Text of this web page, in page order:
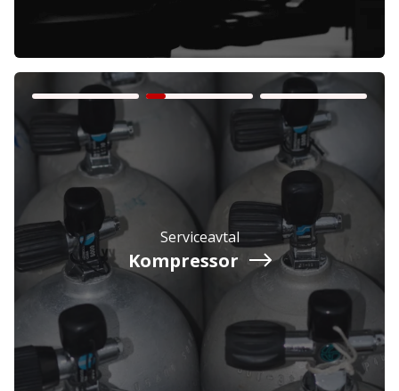
Serviceavtal
Kompressor